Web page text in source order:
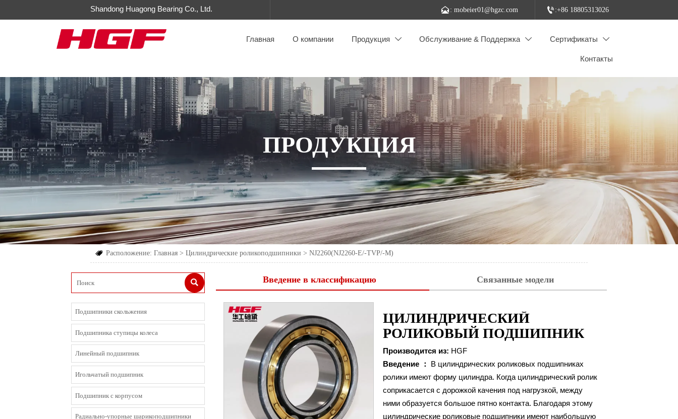
Shandong Huagong Bearing Co., Ltd. : mobeier01@hgzc.com :+86 18805313026
Главная О компании Продукция  Обслуживание & Поддержка  Сертификаты 
Контакты
ПРОДУКЦИЯ
 Расположение:Главная >Цилиндрические роликоподшипники >NJ2260(NJ2260-E/-TVP/-M)

Подшипники скольжения
Подшипника ступицы колеса
Линейный подшипник
Игольчатый подшипник
Подшипник с корпусом
Радиально-упорные шарикоподшипники
Введение в классификацию Связанные модели
ЦИЛИНДРИЧЕСКИЙ
РОЛИКОВЫЙ ПОДШИПНИК
Производится из: HGF
Введение ：
В цилиндрических роликовых подшипниках
ролики имеют форму цилиндра. Когда цилиндрический ролик
соприкасается с дорожкой качения под нагрузкой, между
ними образуется большое пятно контакта. Благодаря этому
цилиндрические роликовые подшипники имеют наибольшую